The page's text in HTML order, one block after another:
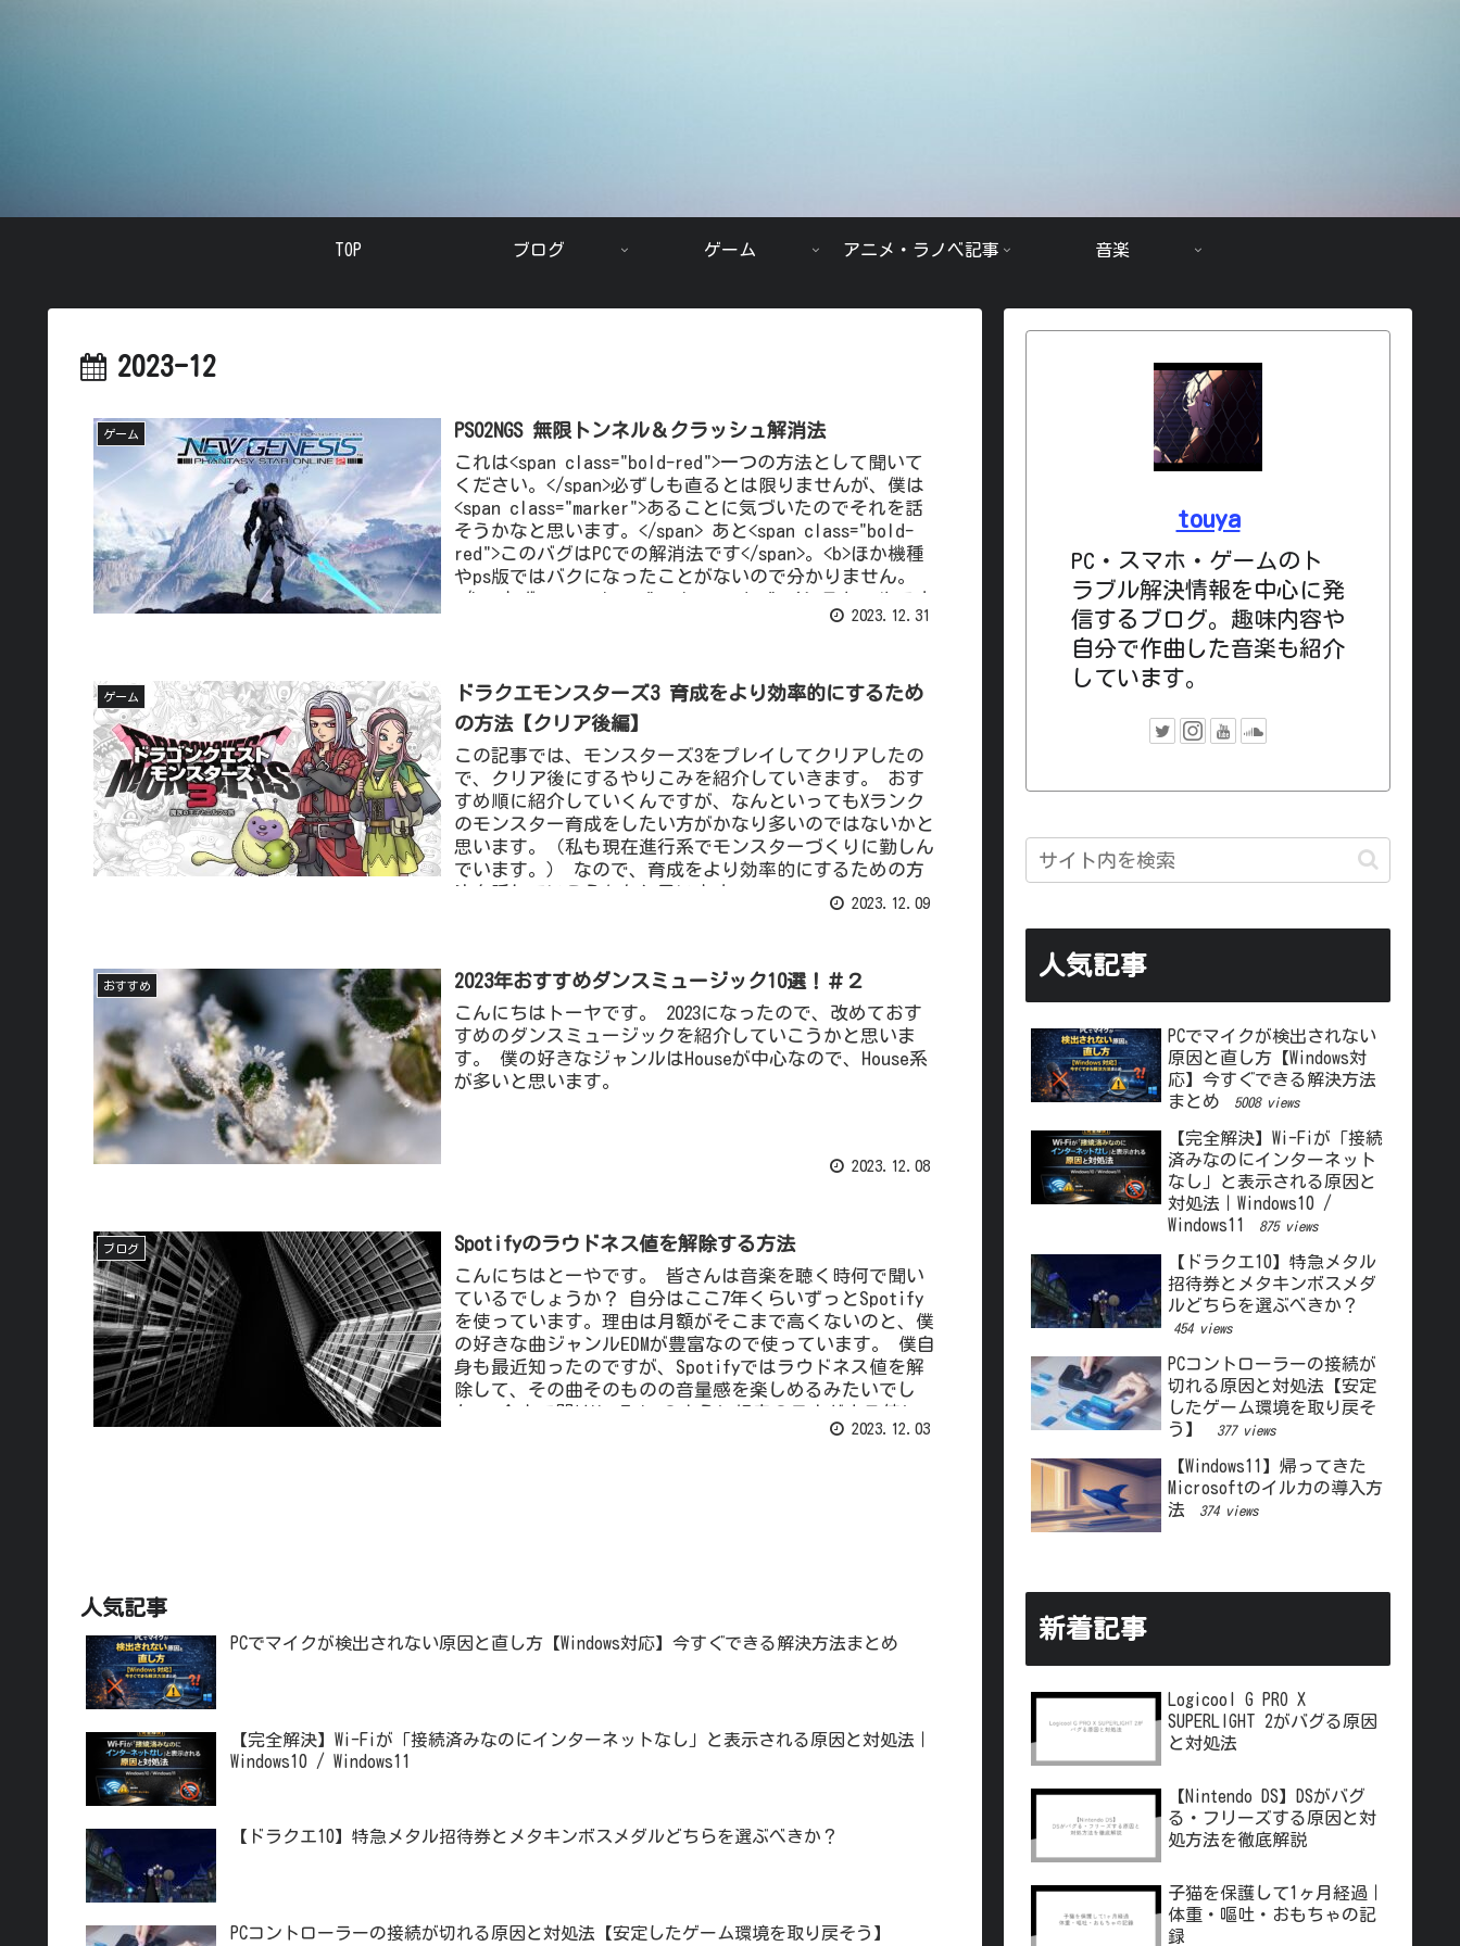
TOP ブログ ゲーム アニメ・ラノベ記事 音楽
2023-12
ゲーム PSO2NGS 無限トンネル＆クラッシュ解消法
これは<span class="bold-red">一つの方法として聞いて
ください。</span>必ずしも直るとは限りませんが、僕は
<span class="marker">あることに気づいたのでそれを話
そうかなと思います。</span> あと<span class="bold-
red">このバグはPCでの解消法です</span>。<b>ほか機種
やps版ではバクになったことがないので分かりません。
</b> まず<span class="marker-under">インストールです
が、外付けのものではなくOSがインストールされている
した。</b>インストールが終わったら自分が登録したIDで
PSO2NGSを起動しましょう。
2023.12.31
ゲーム
ドラクエモンスターズ3 育成をより効率的にするため
の方法【クリア後編】
この記事では、モンスターズ3をプレイしてクリアしたの
で、クリア後にするやりこみを紹介していきます。 おす
すめ順に紹介していくんですが、なんといってもXランク
のモンスター育成をしたい方がかなり多いのではないかと
思います。（私も現在進行系でモンスターづくりに勤しん
でいます。） なので、育成をより効率的にするための方
法を話していこうかなと思います。
2023.12.09
おすすめ 2023年おすすめダンスミュージック10選！＃２
こんにちはトーヤです。 2023になったので、改めておす
すめのダンスミュージックを紹介していこうかと思いま
す。 僕の好きなジャンルはHouseが中心なので、House系
が多いと思います。
2023.12.08
ブログ Spotifyのラウドネス値を解除する方法
こんにちはとーやです。 皆さんは音楽を聴く時何で聞い
ているでしょうか？ 自分はここ7年くらいずっとSpotify
を使っています。理由は月額がそこまで高くないのと、僕
の好きな曲ジャンルEDMが豊富なので使っています。 僕自
身も最近知ったのですが、Spotifyではラウドネス値を解
除して、その曲そのものの音量感を楽しめるみたいでし
た。 今まで間はYouTubeのように規定のラウドネス値に
抑え込まれてしまうため、本来の曲の音量感出なくなって
2023.12.03
人気記事
PCでマイクが検出されない原因と直し方【Windows対応】今すぐできる解決方法まとめ
【完全解決】Wi-Fiが「接続済みなのにインターネットなし」と表示される原因と対処法｜
Windows10 / Windows11
【ドラクエ10】特急メタル招待券とメタキンボスメダルどちらを選ぶべきか？
PCコントローラーの接続が切れる原因と対処法【安定したゲーム環境を取り戻そう】
touya
PC・スマホ・ゲームのト
ラブル解決情報を中心に発
信するブログ。趣味内容や
自分で作曲した音楽も紹介
しています。
人気記事
PCでマイクが検出されない
原因と直し方【Windows対
応】今すぐできる解決方法
まとめ
5008 views
【完全解決】Wi-Fiが「接続
済みなのにインターネット
なし」と表示される原因と
対処法｜Windows10 /
Windows11
875 views
【ドラクエ10】特急メタル
招待券とメタキンボスメダ
ルどちらを選ぶべきか？
454 views
PCコントローラーの接続が
切れる原因と対処法【安定
したゲーム環境を取り戻そ
う】
377 views
【Windows11】帰ってきた
Microsoftのイルカの導入方
法
374 views
新着記事
Logicool G PRO X
SUPERLIGHT 2がバグる原因
と対処法
【Nintendo DS】DSがバグ
る・フリーズする原因と対
処方法を徹底解説
子猫を保護して1ヶ月経過｜
体重・嘔吐・おもちゃの記
録